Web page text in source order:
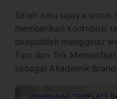
Salah satu upaya untuk
memberikan kontribusi
deepublish menggelar
Tips dan Trik
sebagai Akademik